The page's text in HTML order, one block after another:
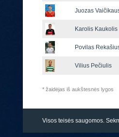
Juozas
Karolis Kaukolis
Povilas
Vilius Pečiulis
* žaidėjas iš aukštesnės lygos
Visos teisės saugomos.